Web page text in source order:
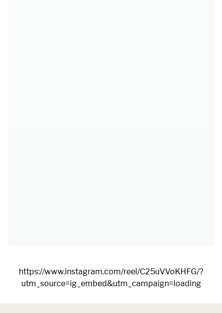
https://www.instagram.com/reel/C25uVVoKHFG/?
utm_source=ig_embed&utm_campaign=loading